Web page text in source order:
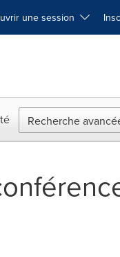
une session
Recherche